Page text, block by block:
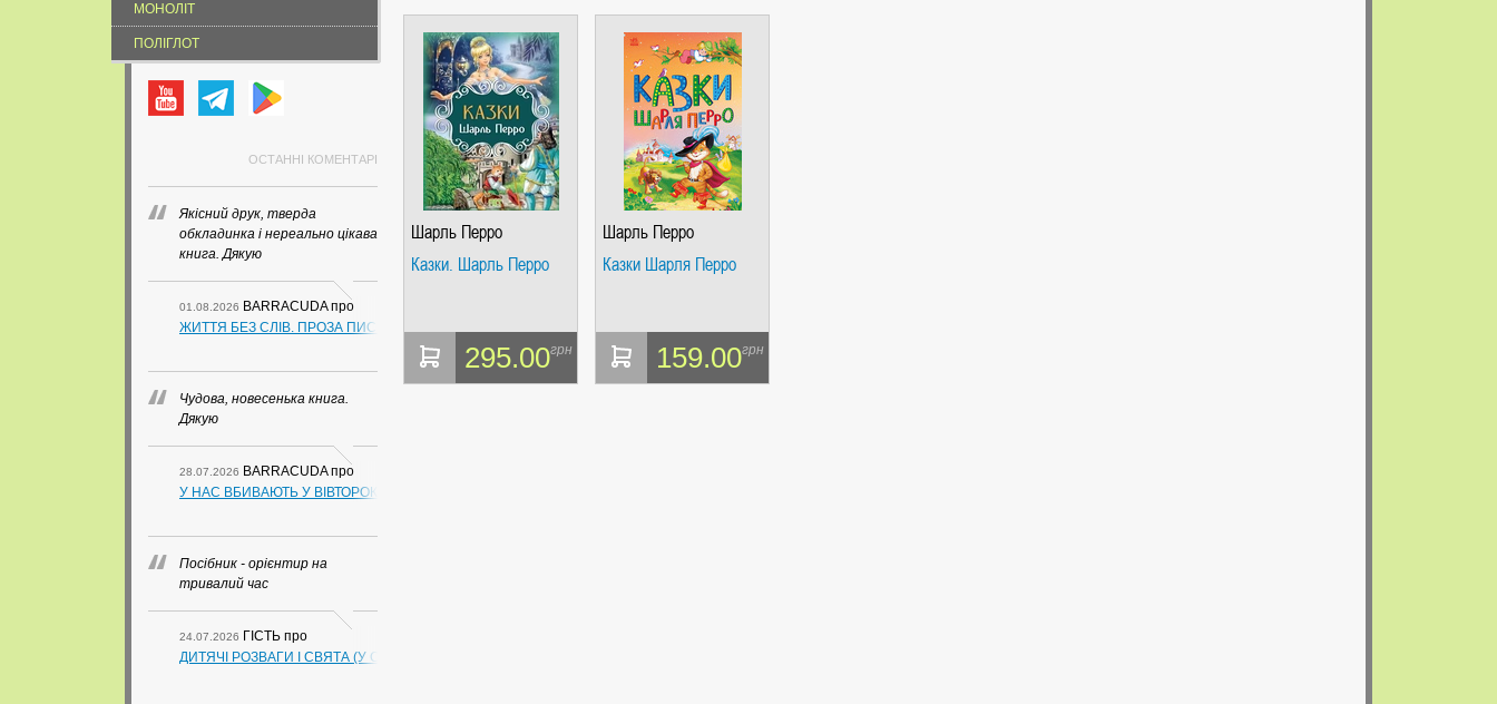
МОНОЛІТ
ПОЛІГЛОТ
ОСТАННІ КОМЕНТАРІ
Якісний друк, тверда
обкладинка і нереально цікава
книга. Дякую
01.08.2026 BARRACUDAпро
ЖИТТЯ БЕЗ СЛІВ. ПРОЗА ПИСЬМЕННИКІВ ІЗ ГУАНСІ. ГІПЕРІОН
Чудова, новесенька книга.
Дякую
28.07.2026 BARRACUDAпро
У НАС ВБИВАЮТЬ У ВІВТОРОК. СЛАПОВСЬКИЙ О.І. ЧАС
Посібник - орієнтир на
тривалий час
24.07.2026 ГІСТЬ про
ДИТЯЧІ РОЗВАГИ І СВЯТА (У СХЕМАХ, ТАБЛИЦЯХ, ВИЗНАЧЕННЯХ, СЦЕНАРІЯХ). АНТОНІНА ШЕВЧУК. МАНДРІВЕЦЬ
Шарль Перро
Казки. Шарль Перро
295.00грн
Шарль Перро
Казки Шарля Перро
159.00грн